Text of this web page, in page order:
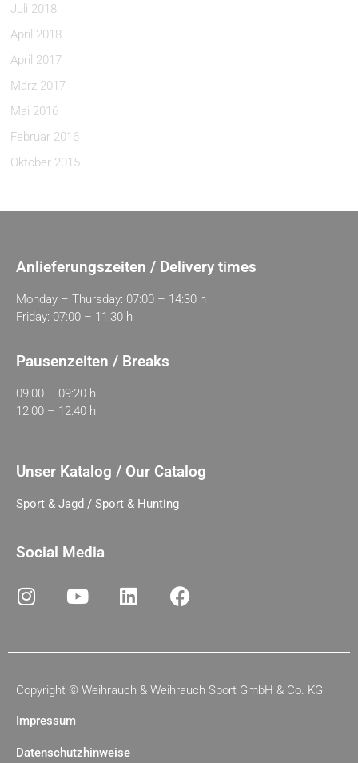
Juli 2018
April 2018
April 2017
März 2017
Mai 2016
Februar 2016
Oktober 2015
Anlieferungszeiten / Delivery times
Monday – Thursday: 07:00 – 14:30 h
Friday: 07:00 – 11:30 h
Pausenzeiten / Breaks
09:00 – 09:20 h
12:00 – 12:40 h
Unser Katalog / Our Catalog
Sport & Jagd / Sport & Hunting
Social Media
Copyright © Weihrauch & Weihrauch Sport GmbH & Co. KG
Impressum
Datenschutzhinweise